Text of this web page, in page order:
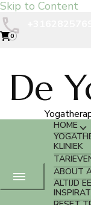
Skip to Content
0
De
HOME
KLINIEK
ABOUT
ALTIJD